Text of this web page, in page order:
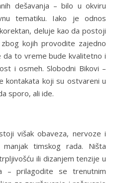
dešavanja – bilo u okviru
tematiku. Iako je odnos
deluje kao da postoji
kojih provodite zajedno
da to vreme bude kvalitetno i
i osmeh. Slobodni Bikovi –
kontakata koji su ostvareni u
sporo, ali ide.
višak obaveza, nervoze i
timskog rada. Ništa
ili dizanjem tenzije u
– prilagodite se trenutnim